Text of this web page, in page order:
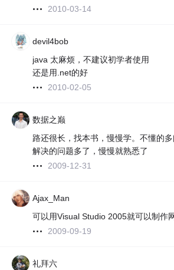
2010-03-14
devil4bob
java 太麻烦，不建议初学者使用
还是用.net的好
2010-02-05
数据之巅
路还很长，找本书，慢慢学。不懂的多
解决的问题多了，慢慢就熟悉了
2009-12-31
Ajax_Man
可以用Visual Studio 2005就可以制作
2009-09-19
礼拜六